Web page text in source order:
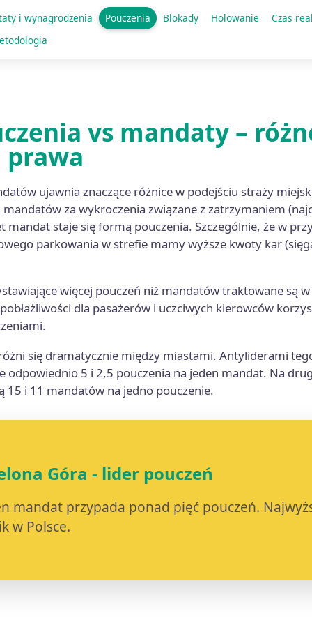
i wynagrodzenia Pouczenia Blokady Holowanie
Czas
miejskiej to pracownik cywilny.
vs mandaty –
ujawnia znaczące różnice w podejściu straży
za wykroczenia związane z zatrzymaniem
mandat staje się formą pouczenia. Szczególnie, że w
parkowania w strefie mamy wyższe kwoty kar
więcej pouczeń niż mandatów traktowane są
dla pasażerów i uczciwych kierowców
się dramatycznie między miastami. Antyliderami
odpowiednio 5 i 2,5 pouczenia na jeden mandat. Na
15 i 11 mandatów na jedno pouczenie.
Góra - lider pouczeń
mandat przypada ponad pięć pouczeń.
w Polsce.